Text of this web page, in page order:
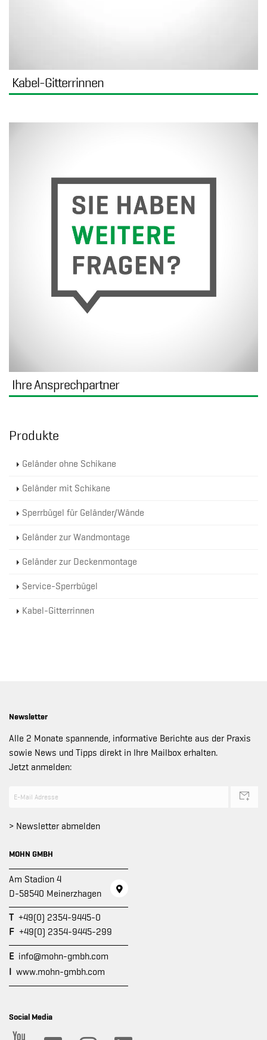
Produkte
Geländer ohne Schikane
Geländer mit Schikane
Sperrbügel für Geländer/Wände
Geländer zur Wandmontage
Geländer zur Deckenmontage
Service-Sperrbügel
Kabel-Gitterrinnen
Kabel-Gitterrinnen
Ihre Ansprechpartner
Newsletter
Alle 2 Monate spannende, informative Berichte aus der Praxis
sowie News und Tipps direkt in Ihre Mailbox erhalten.
Jetzt anmelden:
> Newsletter abmelden
MOHN GMBH
Am Stadion 4
D-58540 Meinerzhagen
T +49(0) 2354-9445-0
F +49(0) 2354-9445-299
E info@mohn-gmbh.com
I www.mohn-gmbh.com
Social Media